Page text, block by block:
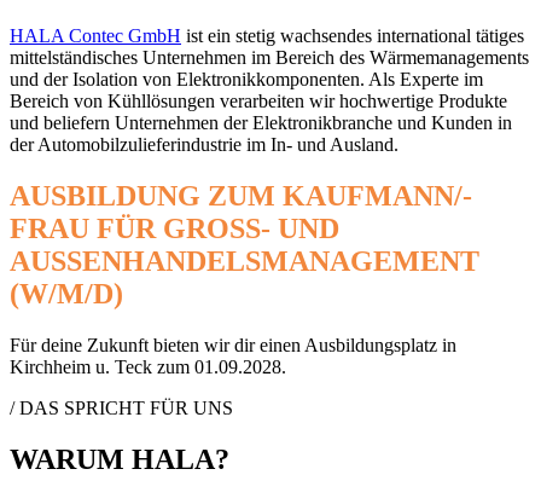
HALA Contec GmbH ist ein stetig wachsendes international tätiges
mittelständisches Unternehmen im Bereich des Wärmemanagements
und der Isolation von Elektronikkomponenten. Als Experte im
Bereich von Kühllösungen verarbeiten wir hochwertige Produkte
und beliefern Unternehmen der Elektronikbranche und Kunden in
der Automobilzulieferindustrie im In- und Ausland.
AUSBILDUNG ZUM KAUFMANN/-
FRAU FÜR GROSS- UND
AUSSENHANDELSMANAGEMENT
(W/M/D)
Für deine Zukunft bieten wir dir einen Ausbildungsplatz in
Kirchheim u. Teck zum 01.09.2028.
/ DAS SPRICHT FÜR UNS
WARUM HALA?